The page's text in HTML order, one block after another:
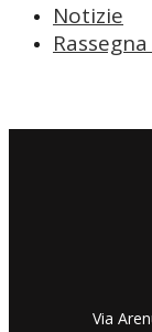
Notizie
Via